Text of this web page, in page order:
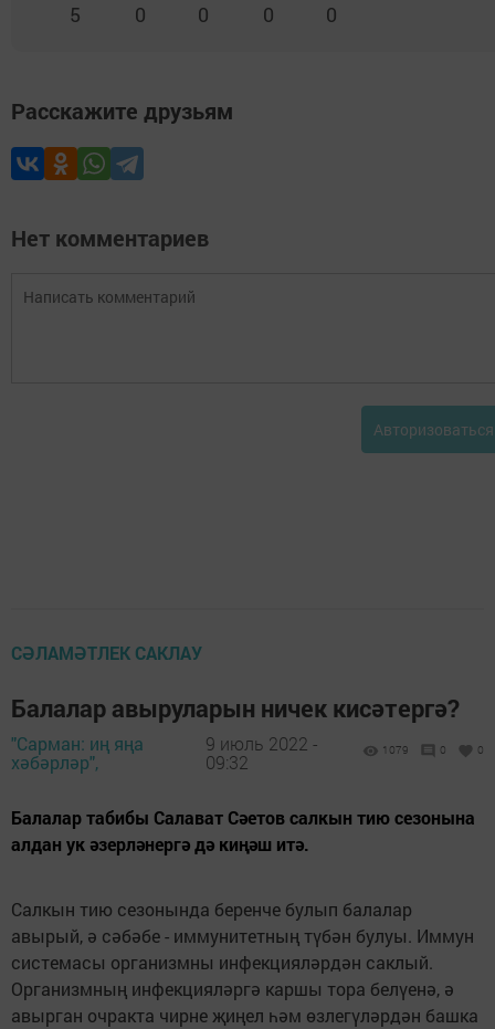
5 0 0 0 0
Расскажите друзьям
Нет комментариев
Авторизоваться
СӘЛАМӘТЛЕК САКЛАУ
Балалар авыруларын ничек кисәтергә?
"Сарман: иң яңа
хәбәрләр",
9 июль 2022 -
09:32
1079 0 0
Балалар табибы Салават Сәетов салкын тию сезонына
алдан ук әзерләнергә дә киңәш итә.
Салкын тию сезонында беренче булып балалар
авырый, ә сәбәбе - иммунитетның түбән булуы. Иммун
системасы организмны инфекцияләрдән саклый.
Организмның инфекцияләргә каршы тора белүенә, ә
авырган очракта чирне җиңел һәм өзлегүләрдән башка